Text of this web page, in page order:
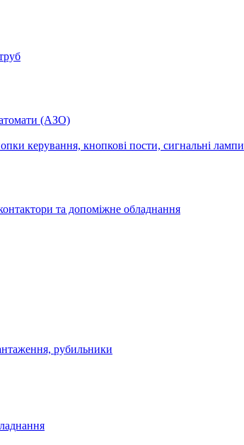
(АЗО)
керування, кнопкові пости, сигнальні лампи
та допоміжне обладнання
рубильники